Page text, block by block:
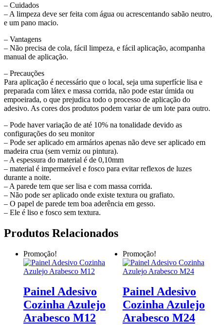
– Cuidados
– A limpeza deve ser feita com água ou acrescentando sabão neutro,
e um pano macio.
– Vantagens
– Não precisa de cola, fácil limpeza, e fácil aplicação, acompanha
manual de aplicação.
– Precauções
Para aplicação é necessário que o local, seja uma superfície lisa e
preparada com látex e massa corrida, não pode estar úmida ou
empoeirada, o que prejudica todo o processo de aplicação do
adesivo. As cores dos produtos podem variar de um lote para outro.
– Pode haver variação de até 10% na tonalidade devido as
configurações do seu monitor
– Pode ser aplicado em armários apenas não deve ser aplicado em
madeira crua (sem verniz ou pintura).
– A espessura do material é de 0,10mm
– material é impermeável e fosco para evitar reflexos de luzes
durante a noite.
– A parede tem que ser lisa e com massa corrida.
– Não pode ser aplicado onde existe textura ou grafiato.
– O papel de parede tem boa aderência em gesso.
– Ele é liso e fosco sem textura.
Produtos Relacionados
Promoção!
Painel Adesivo
Cozinha Azulejo
Arabesco M12
Promoção!
Painel Adesivo
Cozinha Azulejo
Arabesco M24